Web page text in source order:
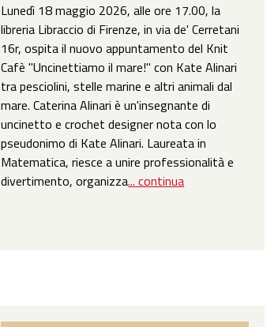
Lunedì 18 maggio 2026, alle ore 17.00, la
libreria Libraccio di Firenze, in via de' Cerretani
16r, ospita il nuovo appuntamento del Knit
Cafè "Uncinettiamo il mare!" con Kate Alinari
tra pesciolini, stelle marine e altri animali dal
mare. Caterina Alinari è un'insegnante di
uncinetto e crochet designer nota con lo
pseudonimo di Kate Alinari. Laureata in
Matematica, riesce a unire professionalità e
divertimento, organizza... continua